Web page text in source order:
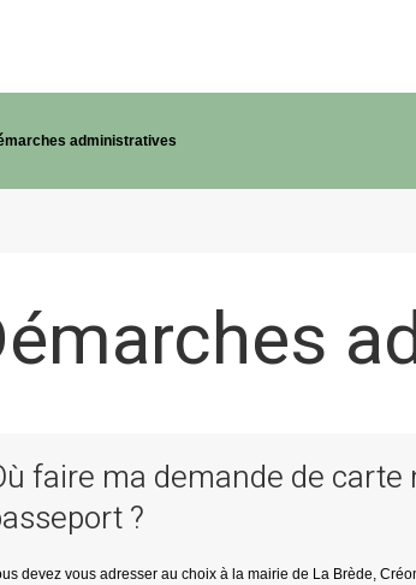
administratives
faire ma demande de carte
?
devez vous adresser au choix à la mairie de La Brède,